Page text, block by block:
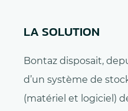
LA SOLUTION
Bontaz disposait,
d’un système de
(matériel et logiciel)